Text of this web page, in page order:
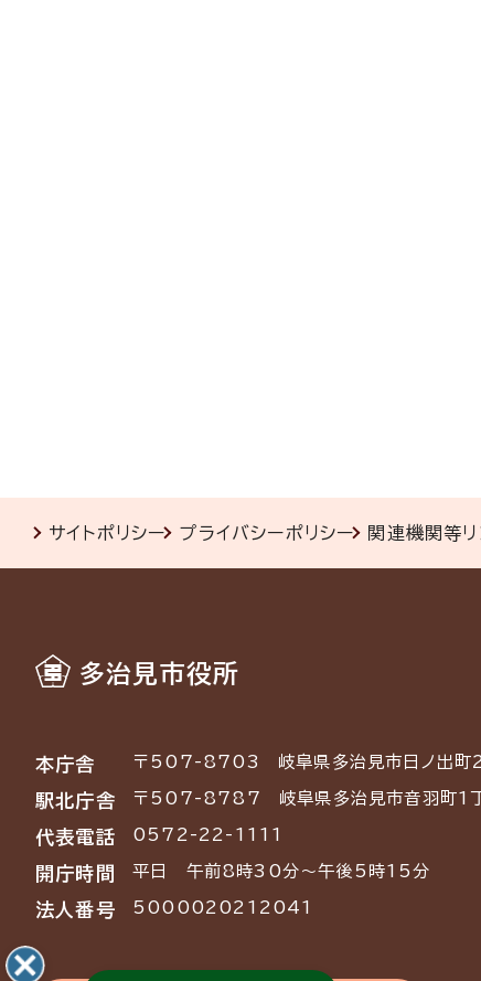
サイトポリシー プライバシーポリシー 関連機関等
多治見市役所
本庁舎 〒507-8703 岐阜県多治見市日ノ出
駅北庁舎 〒507-8787 岐阜県多治見市音羽町1
代表電話 0572-22-1111
開庁時間 平日 午前8時30分～午後5時15分
法人番号 5000020212041